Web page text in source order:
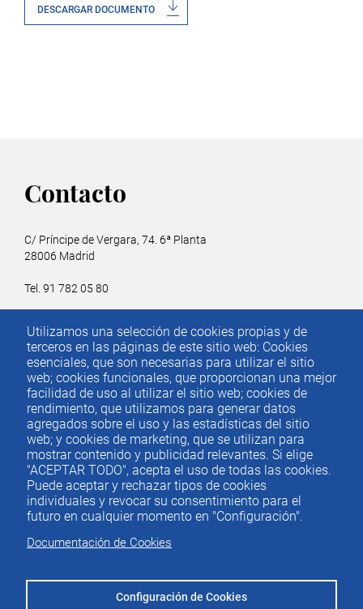
Utilizamos una selección de cookies propias y de
terceros en las páginas de este sitio web: Cookies
esenciales, que son necesarias para utilizar el sitio
web; cookies funcionales, que proporcionan una mejor
facilidad de uso al utilizar el sitio web; cookies de
rendimiento, que utilizamos para generar datos
agregados sobre el uso y las estadísticas del sitio
web; y cookies de marketing, que se utilizan para
mostrar contenido y publicidad relevantes. Si elige
"ACEPTAR TODO", acepta el uso de todas las cookies.
Puede aceptar y rechazar tipos de cookies
individuales y revocar su consentimiento para el
futuro en cualquier momento en "Configuración".
Documentación de Cookies
Configuración de Cookies
DESCARGAR DOCUMENTO
Contacto
C/ Príncipe de Vergara, 74. 6ª Planta
28006 Madrid
Tel. 91 782 05 80
Menú
del
pie
Contacto
Menu
footer
ACTUALIDAD
IEE
PUBLICACIONES
IDEAS Y PENSAMIENTO
PREMIOS IEE
CONTACTO